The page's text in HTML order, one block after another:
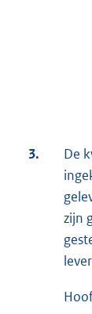
3.
De
zijn